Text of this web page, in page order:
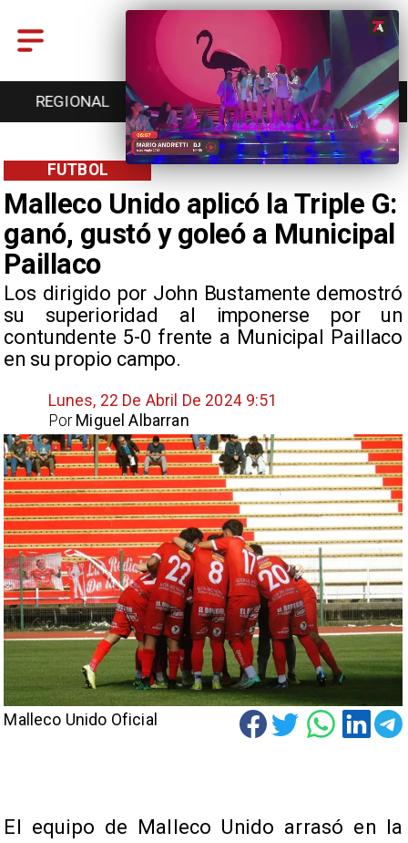
REGIONAL ENTRETENCIÓN DEPORTES
Malleco Unido aplicó la Triple G:
ganó, gustó y goleó a Municipal
Paillaco
Los dirigido por John Bustamente demostró
su superioridad al imponerse por un
contundente 5-0 frente a Municipal Paillaco
en su propio campo.
FUTBOL
Lunes, 22 De Abril De 2024 9:51
Miguel Albarran
Por
Malleco Unido Oficial
El equipo de Malleco Unido arrasó en la